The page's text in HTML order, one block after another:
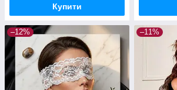
Купити
–12% –11%